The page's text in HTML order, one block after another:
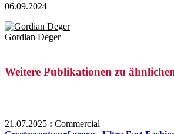
06.09.2024
Gordian Deger
Weitere Publikationen zu
21.07.2025 : Commercial